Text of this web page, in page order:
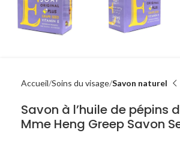
Accueil Soins du visage Savon naturel
Savon à l’huile de pépins
Mme Heng Greep Savon